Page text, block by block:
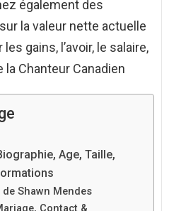
également des
la valeur nette actuelle
gains, l’avoir, le salaire,
Chanteur Canadien
Age, Taille,
Shawn Mendes